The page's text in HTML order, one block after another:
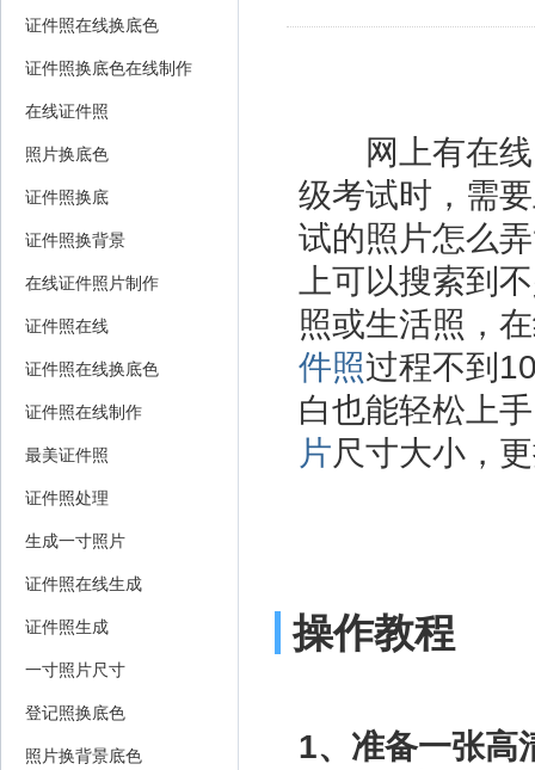
证件照在线换底色
证件照换底色在线制作
在线证件照
照片换底色
证件照换底
证件照换背景
在线证件照片制作
证件照在线
证件照在线换底色
证件照在线制作
最美证件照
证件照处理
生成一寸照片
证件照在线生成
证件照生成
一寸照片尺寸
登记照换底色
照片换背景底色
网上有在线
级考试时，需
试的照片怎么
上可以搜索到
照或生活照，
件照过程不到
白也能轻松上
片尺寸大小，
操作教程
1、准备一张高